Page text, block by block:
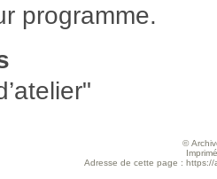
programme.
©
Adresse de cette page : https://